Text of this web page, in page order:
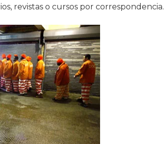
revistas o cursos por correspondencia.